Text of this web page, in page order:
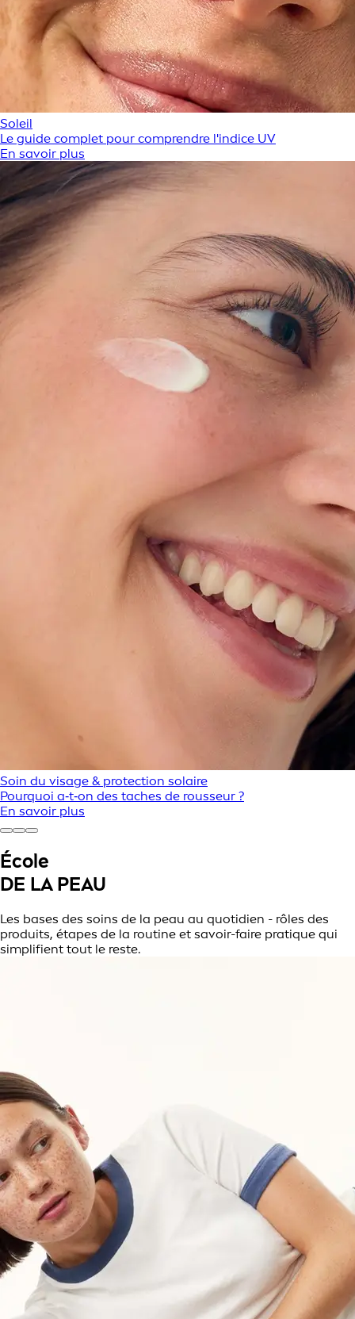
Soleil
Le guide complet pour comprendre l'indice UV
En savoir plus
Soin du visage & protection solaire
Pourquoi a‑t‑on des taches de rousseur ?
En savoir plus
École
DE LA PEAU
Les bases des soins de la peau au quotidien - rôles des
produits, étapes de la routine et savoir-faire pratique qui
simplifient tout le reste.